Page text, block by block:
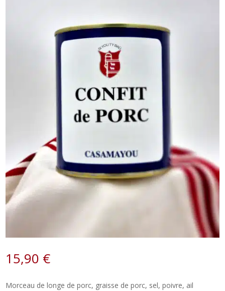
15,90 €
Morceau de longe de porc, graisse de porc, sel, poivre, ail